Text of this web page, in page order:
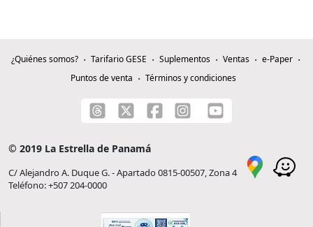
¿Quiénes somos? Tarifario GESE Suplementos Ventas
e-Paper
Puntos de venta
Términos y condiciones
© 2019 La Estrella de Panamá
C/ Alejandro A. Duque G. - Apartado 0815-00507, Zona 4
Teléfono: +507 204-0000